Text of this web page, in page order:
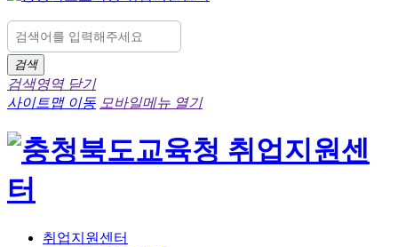
검색
검색영역 닫기
사이트맵 이동 모바일메뉴 열기
취업지원센터